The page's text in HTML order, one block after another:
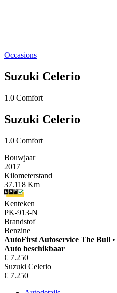
Occasions
Suzuki Celerio
1.0 Comfort
Suzuki Celerio
1.0 Comfort
Bouwjaar
2017
Kilometerstand
37.118 Km
Kenteken
PK-913-N
Brandstof
Benzine
AutoFirst Autoservice The Bull •
Auto beschikbaar
€ 7.250
Suzuki Celerio
€ 7.250